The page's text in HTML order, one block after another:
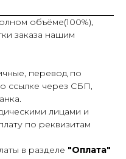
объёме(100%),
заказа нашим
перевод по
ссылке через СБП,
лицами и
по реквизитам
в разделе "Оплата"